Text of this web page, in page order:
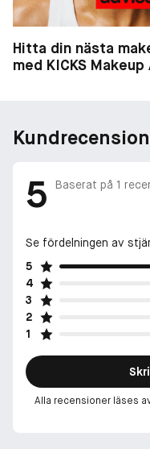
Hitta din nästa
med KICKS
5 Baserat på 1
Se fördelningen av
5
4
3
2
1
Alla recensioner läses